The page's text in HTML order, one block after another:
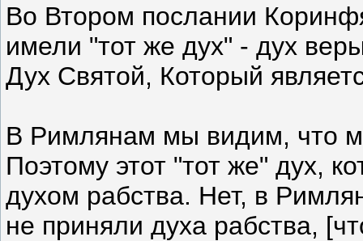
Во Втором послании
имели "тот же дух" - дух
Дух Святой, Который
В Римлянам мы видим, что
Поэтому этот "тот же" дух,
духом рабства. Нет, в
не приняли духа рабства,